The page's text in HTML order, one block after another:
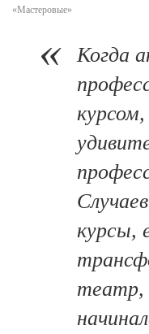
«Мастеровые»
Когда
курсы,
театр,